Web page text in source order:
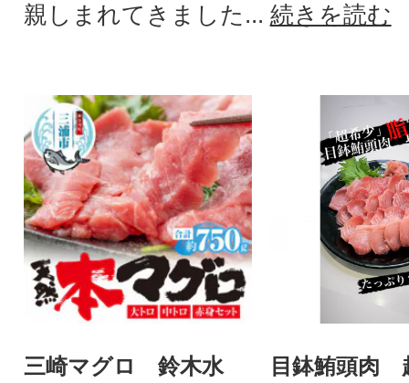
親しまれてきました... 続きを読む
三崎マグロ 鈴木水
目鉢鮪頭肉